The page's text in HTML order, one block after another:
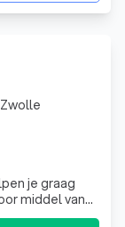
je graag
middel van
Onze